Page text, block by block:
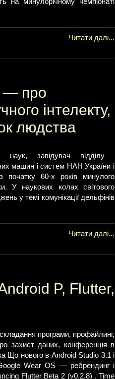
Читати далі...
— про
інтелекту,
людства
завідувач відділу
машин і систем НАН України і
60-х років минулого
У наукових колах світового
у темі комунікації дельфінів
Читати далі...
P, Flutter,
програми, профайлинг,
захист даних, конференція в
Що нового в Android Studio 3.1 і
Wear OS — ребрендинг і
Flutter Beta 2 (v0.2.8) . Time